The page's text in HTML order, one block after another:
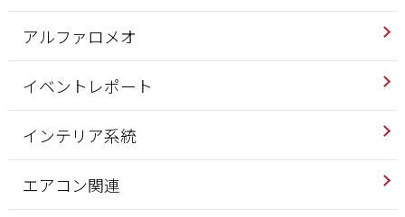
アルファロメオ
イベントレポート
インテリア系統
エアコン関連